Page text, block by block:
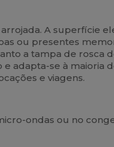
A superfície
ou presentes
a tampa de rosca
adapta-se à maioria
e viagens.
ondas ou no